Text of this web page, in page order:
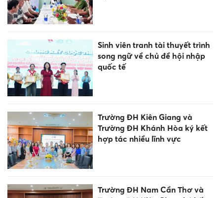
Sinh viên tranh tài thuyết trình
song ngữ về chủ đề hội nhập
quốc tế
Trường ĐH Kiên Giang và
Trường ĐH Khánh Hòa ký kết
hợp tác nhiều lĩnh vực
Trường ĐH Nam Cần Thơ và